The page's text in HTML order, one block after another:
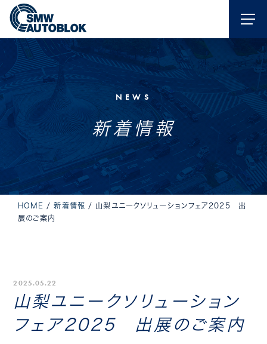
NEWS
新着情報
HOME /新着情報 / 山梨ユニークソリューションフェア2025 出
展のご案内
2025.05.22
山梨ユニークソリューション
フェア2025 出展のご案内